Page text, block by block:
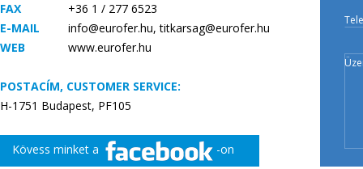
FAX
+36 1 / 277 6523
E-MAIL
info@eurofer.hu, titkarsag@eurofer.hu
WEB
www.eurofer.hu
POSTACÍM, CUSTOMER SERVICE:
H-1751 Budapest, PF105
Kövess minket a -on